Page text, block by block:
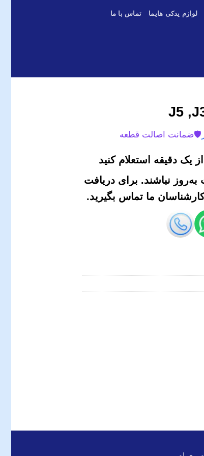
لوازم یدکی هایما تماس با ما
🛡️ضمانت اصالت قطعه
یک دقیقه استعلام کنید
نباشند. برای دریافت
ما تماس بگیرید.